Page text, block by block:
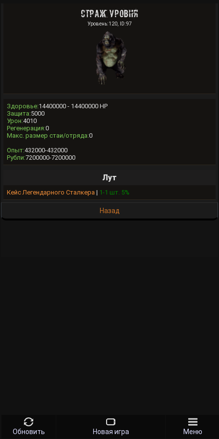
Страж уровня
Уровень:120, ID:97
Здоровье:14400000 - 14400000 HP
Защита:5000
Урон:4010
Регенерация:0
Макс. размер стаи/отряда:0
Опыт:432000-432000
Рубли:7200000-7200000
Лут
Кейс Легендарного Сталкера | 1-1 шт. 5%
Назад
Обновить Новая игра Меню